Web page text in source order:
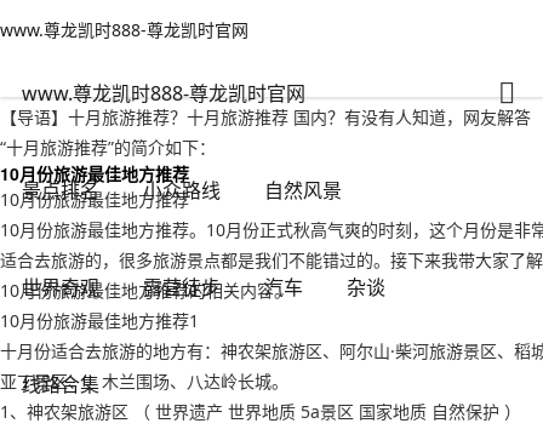
www.尊龙凯时888-尊龙凯时官网
www.尊龙凯时888-尊龙凯时官网
景点排名 小众路线 自然风景
世界奇观 露营徒步 汽车 杂谈
线路合集
www.尊龙凯时888-尊龙凯时官网
十月旅游推荐？十月旅游推荐 国内-www.尊龙凯时888
【导语】十月旅游推荐？十月旅游推荐 国内？有没有人知道，网友解答
“十月旅游推荐”的简介如下：
10月份旅游最佳地方推荐
10月份旅游最佳地方推荐
10月份旅游最佳地方推荐。10月份正式秋高气爽的时刻，这个月份是非
适合去旅游的，很多旅游景点都是我们不能错过的。接下来我带大家了解
10月份旅游最佳地方推荐的相关内容。
10月份旅游最佳地方推荐1
十月份适合去旅游的地方有：神农架旅游区、阿尔山·柴河旅游景区、稻
亚丁景区、、木兰围场、八达岭长城。
1、神农架旅游区 （ 世界遗产 世界地质 5a景区 国家地质 自然保护 ）